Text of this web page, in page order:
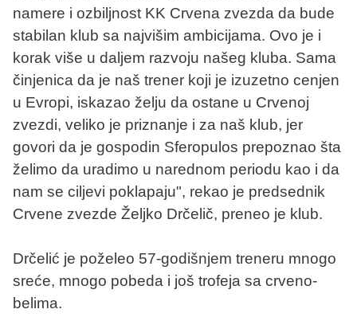
namere i ozbiljnost KK Crvena zvezda da bude
stabilan klub sa najvišim ambicijama. Ovo je i
korak više u daljem razvoju našeg kluba. Sama
činjenica da je naš trener koji je izuzetno cenjen
u Evropi, iskazao želju da ostane u Crvenoj
zvezdi, veliko je priznanje i za naš klub, jer
govori da je gospodin Sferopulos prepoznao šta
želimo da uradimo u narednom periodu kao i da
nam se ciljevi poklapaju", rekao je predsednik
Crvene zvezde Željko Drčelič, preneo je klub.
Drčelić je poželeo 57-godišnjem treneru mnogo
sreće, mnogo pobeda i još trofeja sa crveno-
belima.